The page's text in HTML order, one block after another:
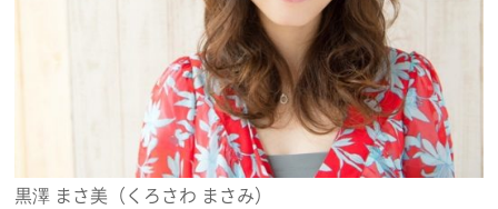
黒澤 まさ美（くろさわ まさみ）